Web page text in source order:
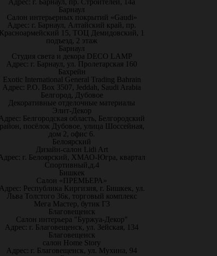
Адрес: г. Барнаул, пр. Строителей, 14а
Барнаул
Салон интерьерных покрытий «Gaudi»
Адрес: г. Барнаул, Алтайский край, пр.
15, ТОЦ Демидовский, 1
подъезд, 2 этаж
Барнаул
Студия света и декора DECO LAMP
Адрес: г. Барнаул, ул. Пролетарская 160
Бахрейн
Exotic International General Trading Bahrain
Адрес: P.O. Box 3507, Jeddah, Saudi Arabia
Белгород, Дубовое
Декоративные отделочные материалы
Элит-Декор
Белгородская область, Белгородский
посёлок Дубовое, улица Шоссейная,
дом 2, офис 6.
Белоярский
Дизайн-салон Lidi Art
г. Белоярский, ХМАО-Югра, квартал
Спортивный,д.4
Бишкек
Салон «ПРЕМЬЕРА»
Республика Киргизия, г. Бишкек, ул.
Льва Толстого 36к, торговый комплекс
Мега Мастер, бутик Г3
Благовещенск
Салон интерьера "Буржуа-Декор"
Адрес: г. Благовещенск, ул. Зейская, 134
Благовещенск
салон Home Story
Адрес: г. Благовещенск, ул. Мухина, 94